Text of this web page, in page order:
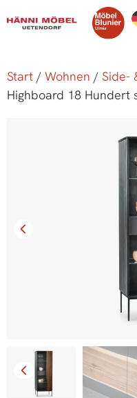
Start / Wohnen / Side-
Highboard 18 Hundert